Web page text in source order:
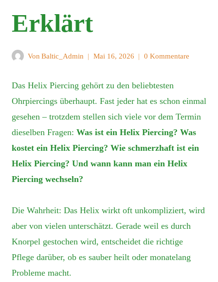
Erklärt
Von Baltic_Admin Mai 16, 2026 0 Kommentare
Das Helix Piercing gehört zu den beliebtesten
Ohrpiercings überhaupt. Fast jeder hat es schon einmal
gesehen – trotzdem stellen sich viele vor dem Termin
dieselben Fragen: Was ist ein Helix Piercing? Was
kostet ein Helix Piercing? Wie schmerzhaft ist ein
Helix Piercing? Und wann kann man ein Helix
Piercing wechseln?
Die Wahrheit: Das Helix wirkt oft unkompliziert, wird
aber von vielen unterschätzt. Gerade weil es durch
Knorpel gestochen wird, entscheidet die richtige
Pflege darüber, ob es sauber heilt oder monatelang
Probleme macht.